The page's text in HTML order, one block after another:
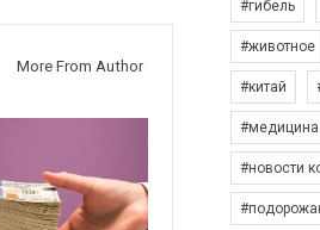
More From Author
#гибель
#животное
#китай
#медицина
#новости